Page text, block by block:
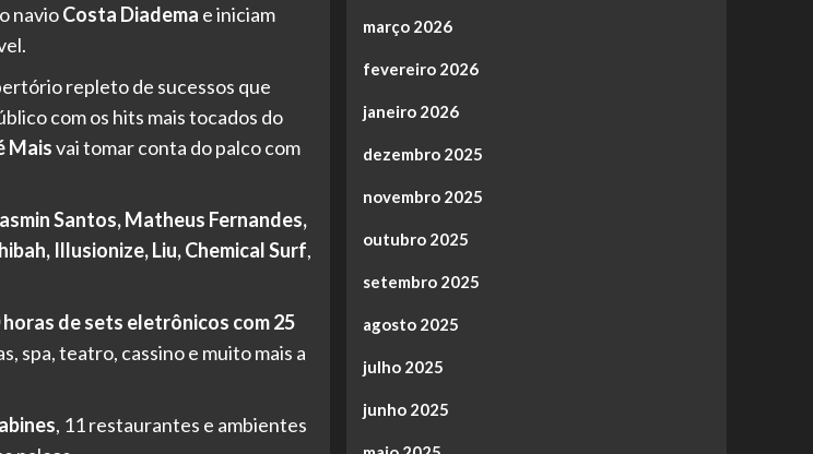
navioCosta Diadema e iniciam
repleto de sucessos que
com os hits mais tocados do
Maisvai tomar conta do palco com
Santos, Matheus Fernandes,
Illusionize, Liu, Chemical Surf,
horas de sets eletrônicos com 25
spa, teatro, cassino e muito mais a
, 11 restaurantes e ambientes
março 2026
fevereiro 2026
janeiro 2026
dezembro 2025
novembro 2025
outubro 2025
setembro 2025
agosto 2025
julho 2025
junho 2025